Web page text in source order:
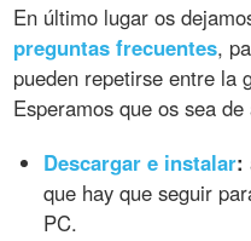
En último lugar os
preguntas frecuentes,
pueden repetirse entre la
Esperamos que os sea de
Descargar e instalar:
que hay que seguir
PC.